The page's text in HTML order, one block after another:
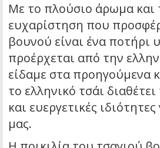
Με το πλούσιο άρωμα και
ευχαρίστηση που
βουνού είναι ένα ποτήρι
προέρχεται από την
είδαμε στα προηγούμενα
το ελληνικό τσάι
και ευεργετικές
μας.